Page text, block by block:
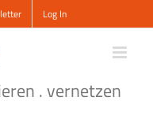
Log In
. vernetzen